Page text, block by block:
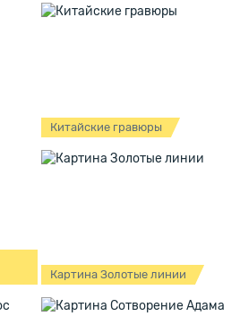
Китайские гравюры
Картина Золотые линии